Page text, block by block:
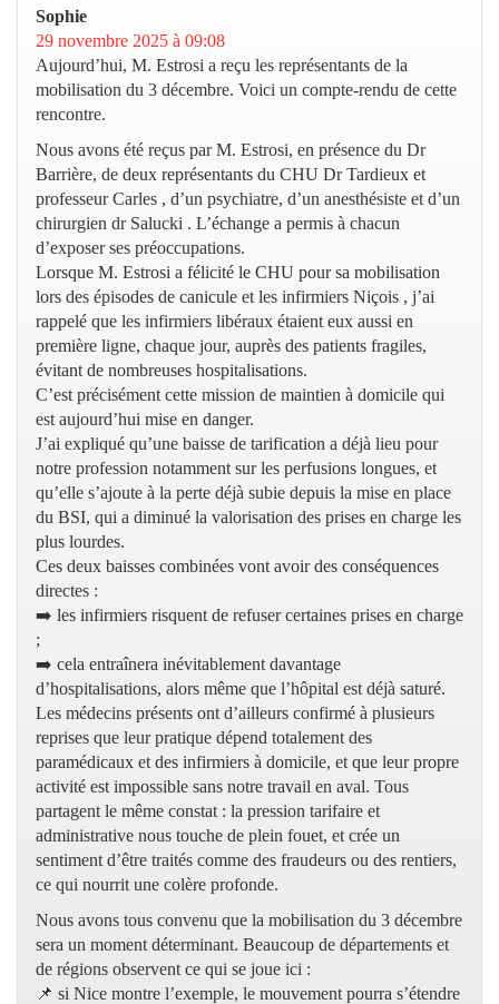
Sophie
29 novembre 2025 à 09:08
Aujourd’hui, M. Estrosi a reçu les représentants de la
mobilisation du 3 décembre. Voici un compte-rendu de cette
rencontre.
Nous avons été reçus par M. Estrosi, en présence du Dr
Barrière, de deux représentants du CHU Dr Tardieux et
professeur Carles , d’un psychiatre, d’un anesthésiste et d’un
chirurgien dr Salucki . L’échange a permis à chacun
d’exposer ses préoccupations.
Lorsque M. Estrosi a félicité le CHU pour sa mobilisation
lors des épisodes de canicule et les infirmiers Niçois , j’ai
rappelé que les infirmiers libéraux étaient eux aussi en
première ligne, chaque jour, auprès des patients fragiles,
évitant de nombreuses hospitalisations.
C’est précisément cette mission de maintien à domicile qui
est aujourd’hui mise en danger.
J’ai expliqué qu’une baisse de tarification a déjà lieu pour
notre profession notamment sur les perfusions longues, et
qu’elle s’ajoute à la perte déjà subie depuis la mise en place
du BSI, qui a diminué la valorisation des prises en charge les
plus lourdes.
Ces deux baisses combinées vont avoir des conséquences
directes :
➡️ les infirmiers risquent de refuser certaines prises en charge
;
➡️ cela entraînera inévitablement davantage
d’hospitalisations, alors même que l’hôpital est déjà saturé.
Les médecins présents ont d’ailleurs confirmé à plusieurs
reprises que leur pratique dépend totalement des
paramédicaux et des infirmiers à domicile, et que leur propre
activité est impossible sans notre travail en aval. Tous
partagent le même constat : la pression tarifaire et
administrative nous touche de plein fouet, et crée un
sentiment d’être traités comme des fraudeurs ou des rentiers,
ce qui nourrit une colère profonde.
Nous avons tous convenu que la mobilisation du 3 décembre
sera un moment déterminant. Beaucoup de départements et
de régions observent ce qui se joue ici :
📌 si Nice montre l’exemple, le mouvement pourra s’étendre